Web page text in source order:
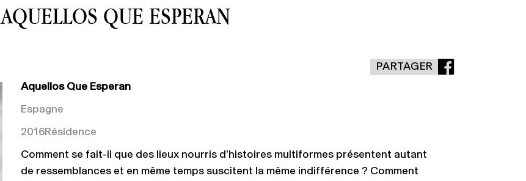
AQUELLOS QUE ESPERAN
PARTAGER
Aquellos Que Esperan
Espagne
2016Résidence
Comment se fait-il que des lieux nourris d’histoires multiformes présentent autant
de ressemblances et en même temps suscitent la même indifférence ? Comment